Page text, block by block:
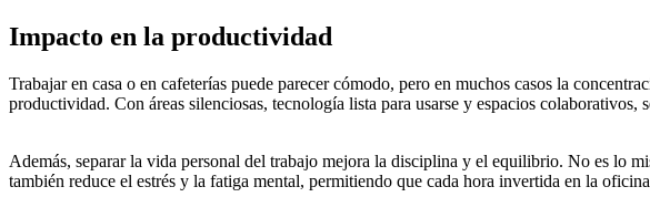
Impacto en la productividad
Trabajar en casa o en cafeterías puede parecer cómodo, pero en muchos casos la
productividad. Con áreas silenciosas, tecnología lista para usarse y espacios
Además, separar la vida personal del trabajo mejora la disciplina y el equilibrio. No es lo
también reduce el estrés y la fatiga mental, permitiendo que cada hora invertida en la